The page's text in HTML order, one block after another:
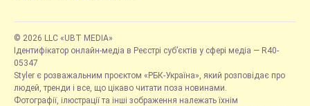
© 2026 LLC «UBT MEDIA»
Ідентифікатор онлайн-медіа в Реєстрі суб’єктів у сфері медіа — R40-
05347
Styler є розважальним проєктом «РБК-Україна», який розповідає про
людей, тренди і все, що цікаво читати поза новинами.
Фотографії, ілюстрації та інші зображення належать їхнім